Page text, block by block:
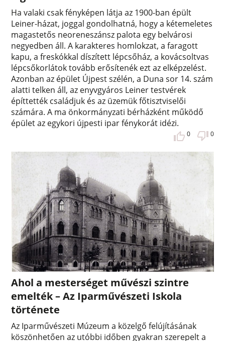
Ha valaki csak fényképen látja az 1900-ban épült
Leiner-házat, joggal gondolhatná, hogy a kétemeletes
magastetős neoreneszánsz palota egy belvárosi
negyedben áll. A karakteres homlokzat, a faragott
kapu, a freskókkal díszített lépcsőház, a kovácsoltvas
lépcsőkorlátok tovább erősítenék ezt az elképzelést.
Azonban az épület Újpest szélén, a Duna sor 14. szám
alatti telken áll, az enyvgyáros Leiner testvérek
építtették családjuk és az üzemük főtisztviselői
számára. A ma önkormányzati bérházként működő
épület az egykori újpesti ipar fénykorát idézi.
0 0
Ahol a mesterséget művészi szintre
emelték – Az Iparművészeti Iskola
története
Az Iparművészeti Múzeum a közelgő felújításának
köszönhetően az utóbbi időben gyakran szerepelt a